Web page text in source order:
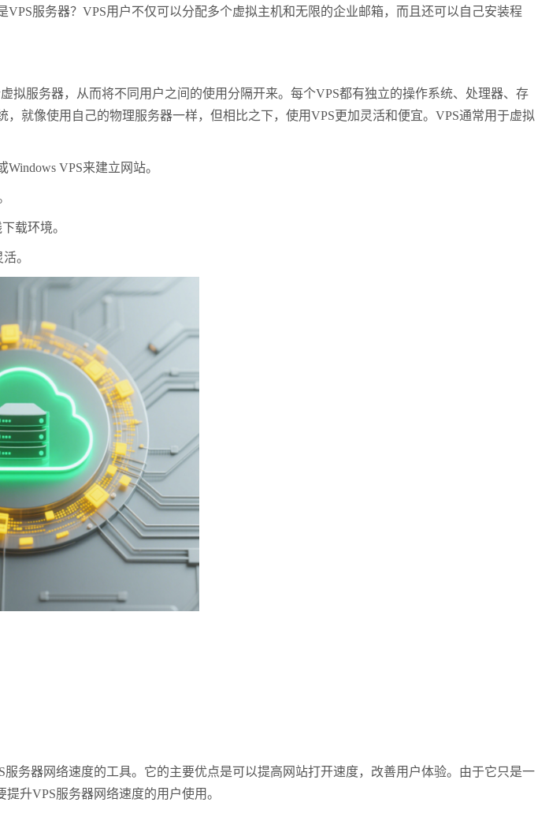
服务器？VPS用户不仅可以分配多个虚拟主机和无限的企业邮箱，而且还可以自己安装程
服务器，从而将不同用户之间的使用分隔开来。每个VPS都有独立的操作系统、处理器、存
就像使用自己的物理服务器一样，但相比之下，使用VPS更加灵活和便宜。VPS通常用于虚拟
VPS来建立网站。
载环境。
。
器网络速度的工具。它的主要优点是可以提高网站打开速度，改善用户体验。由于它只是一
升VPS服务器网络速度的用户使用。